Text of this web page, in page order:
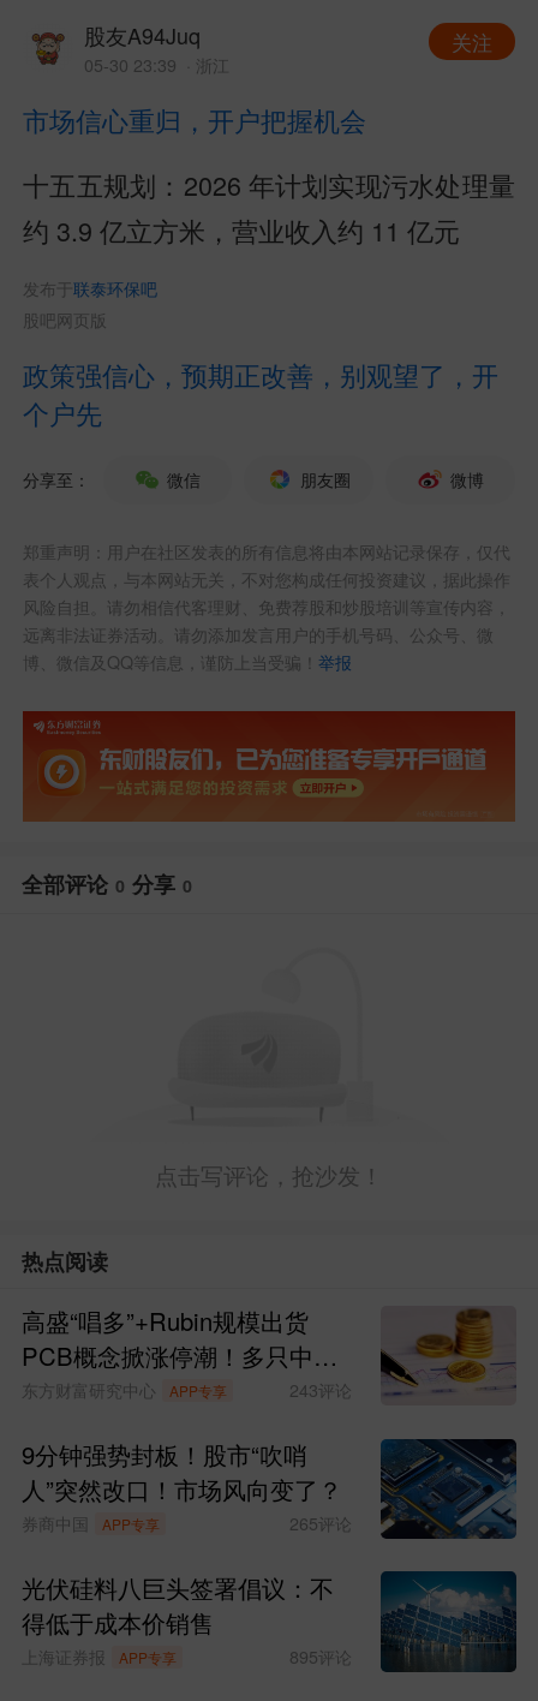
股友A94Juq
05-30 23:39 · 浙江
关注
市场信心重归，开户把握机会
十五五规划：2026 年计划实现污水处理量
约 3.9 亿立方米，营业收入约 11 亿元
发布于联泰环保吧
股吧网页版
政策强信心，预期正改善，别观望了，开
个户先
分享至： 微信 朋友圈 微博
郑重声明：用户在社区发表的所有信息将由本网站记录保存，仅代
表个人观点，与本网站无关，不对您构成任何投资建议，据此操作
风险自担。请勿相信代客理财、免费荐股和炒股培训等宣传内容，
远离非法证券活动。请勿添加发言用户的手机号码、公众号、微
博、微信及QQ等信息，谨防上当受骗！举报
全部评论 0 分享 0
点击写评论，抢沙发！
热点阅读
高盛“唱多”+Rubin规模出货
PCB概念掀涨停潮！多只中报
预增股获资金青睐(名单)
东方财富研究中心 APP专享 243评论
9分钟强势封板！股市“吹哨
人”突然改口！市场风向变了？
券商中国 APP专享 265评论
光伏硅料八巨头签署倡议：不
得低于成本价销售
上海证券报 APP专享 895评论